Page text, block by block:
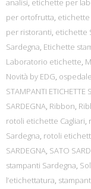
analisi, etichette per
per ortofrutta,
per ristoranti, etichette
Sardegna, Etichette
Laboratorio etichette,
Novità by EDG,
STAMPANTI ETICHETTE
SARDEGNA, Ribbon,
rotoli etichette Cagliari,
Sardegna, rotoli
SARDEGNA, SATO
stampanti Sardegna,
l’etichettatura,